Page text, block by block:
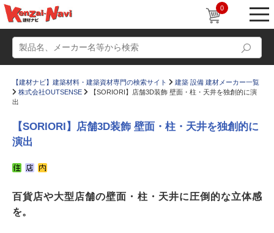
0
すまいリング 設計士インタビュー
Q＆A
【建材ナビ】建築材料・建築資材専門の検索サイト
建築 設備 建材メーカー一覧
株式会社OUTSENSE
【SORIORI】店舗3D装飾 壁面・柱・天井を独創的に演
出
【SORIORI】店舗3D装飾 壁面・柱・天井を独創的に
演出
百貨店や大型店舗の壁面・柱・天井に圧倒的な立体感
を。